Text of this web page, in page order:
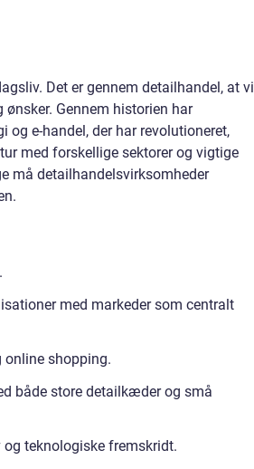
Det er gennem detailhandel, at vi
ønsker. Gennem historien har
e-handel, der har revolutioneret,
med forskellige sektorer og vigtige
må detailhandelsvirksomheder
med markeder som centralt
shopping.
både store detailkæder og små
teknologiske fremskridt.